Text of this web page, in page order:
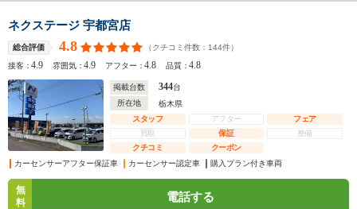
ネクステージ 宇都宮店
総合評価 4.8 （クチコミ件数： 144件）
接客：4.9 雰囲気：4.9 アフター：4.8 品質：4.8
掲載台数 344台
所在地
栃木県
スタッフ
アフター
フェア
買取
保証
整備
クチコミ
クーポン
カーセンサーアフター保証車
カーセンサー認定車 購入プラン付き車両
無
料
電話する